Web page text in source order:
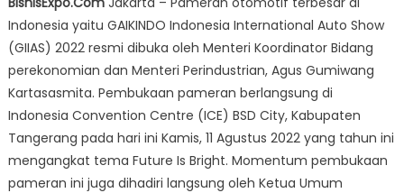
Otomotif
GIIAS
2022
Resmi
Digelar
11-
21
Agustus
2022
Indonesia yaitu GAIKINDO Indonesia International Auto Show
(GIIAS) 2022 resmi dibuka oleh Menteri Koordinator Bidang
perekonomian dan Menteri Perindustrian, Agus Gumiwang
Kartasasmita. Pembukaan pameran berlangsung di
Indonesia Convention Centre (ICE) BSD City, Kabupaten
Tangerang pada hari ini Kamis, 11 Agustus 2022 yang tahun ini
mengangkat tema Future Is Bright. Momentum pembukaan
pameran ini juga dihadiri langsung oleh Ketua Umum